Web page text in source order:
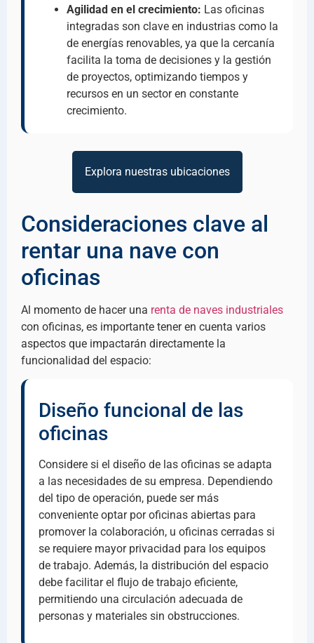
Agilidad en el crecimiento: Las oficinas
integradas son clave en industrias como la
de energías renovables, ya que la cercanía
facilita la toma de decisiones y la gestión
de proyectos, optimizando tiempos y
recursos en un sector en constante
crecimiento.
Explora nuestras ubicaciones
Consideraciones clave al
rentar una nave con
oficinas
Al momento de hacer una renta de naves industriales
con oficinas, es importante tener en cuenta varios
aspectos que impactarán directamente la
funcionalidad del espacio:
Diseño funcional de las
oficinas
Considere si el diseño de las oficinas se adapta
a las necesidades de su empresa. Dependiendo
del tipo de operación, puede ser más
conveniente optar por oficinas abiertas para
promover la colaboración, u oficinas cerradas si
se requiere mayor privacidad para los equipos
de trabajo. Además, la distribución del espacio
debe facilitar el flujo de trabajo eficiente,
permitiendo una circulación adecuada de
personas y materiales sin obstrucciones.